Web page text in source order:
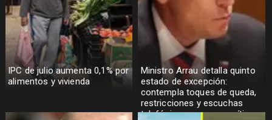
IPC de julio aumenta 0,1% por
alimentos y vivienda
Ministro Arrau detalla quinto
estado de excepción:
contempla toques de queda,
restricciones y escuchas
telefónicas en zonas críticas